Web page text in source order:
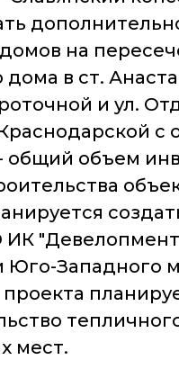
на
дома в ст.
и ул.
общий объем
Юго-Западного
мест.